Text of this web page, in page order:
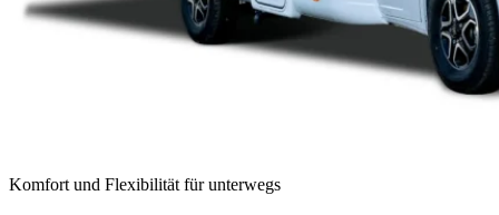
Komfort und Flexibilität für unterwegs